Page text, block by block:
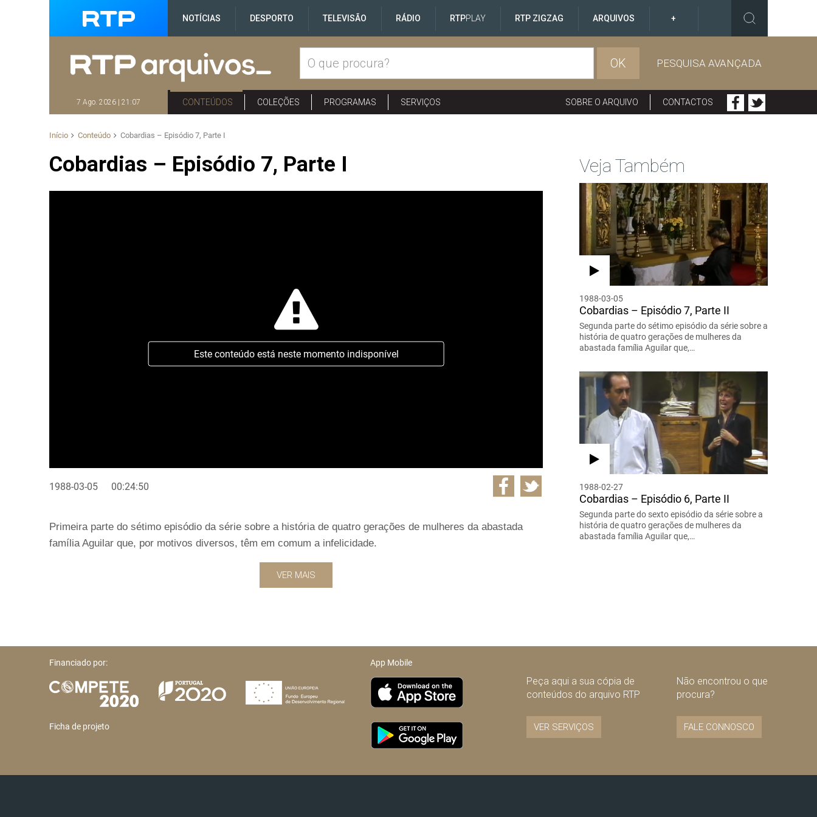
NOTÍCIAS DESPORTO TELEVISÃO RÁDIO RTPPLAY RTP ZIGZAG ARQUIVOS +
OK PESQUISA AVANÇADA
7 Ago. 2026 | 21:07 CONTEÚDOS COLEÇÕES PROGRAMAS SERVIÇOS SOBRE O ARQUIVO CONTACTOS
Início Conteúdo Cobardias – Episódio 7, Parte I
Cobardias – Episódio 7, Parte I
Este conteúdo está neste momento indisponível
1988-03-05 00:24:50
Primeira parte do sétimo episódio da série sobre a história de quatro gerações de mulheres da abastada
família Aguilar que, por motivos diversos, têm em comum a infelicidade.
VER MAIS
Veja Também
1988-03-05
Cobardias – Episódio 7, Parte II
Segunda parte do sétimo episódio da série sobre a
história de quatro gerações de mulheres da
abastada família Aguilar que,…
1988-02-27
Cobardias – Episódio 6, Parte II
Segunda parte do sexto episódio da série sobre a
história de quatro gerações de mulheres da
abastada família Aguilar que,…
Financiado por:
Ficha de projeto
App Mobile
Peça aqui a sua cópia de
conteúdos do arquivo RTP
VER SERVIÇOS
Não encontrou o que
procura?
FALE CONNOSCO